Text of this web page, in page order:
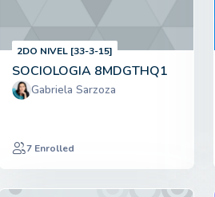
2DO NIVEL [33-3-15]
SOCIOLOGIA 8MDGTHQ1
Gabriela Sarzoza
7 Enrolled